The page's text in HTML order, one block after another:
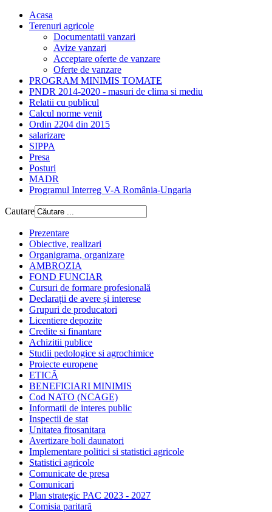
Acasa
Terenuri agricole
Documentatii vanzari
Avize vanzari
Acceptare oferte de vanzare
Oferte de vanzare
PROGRAM MINIMIS TOMATE
PNDR 2014-2020 - masuri de clima si mediu
Relatii cu publicul
Calcul norme venit
Ordin 2204 din 2015
salarizare
SIPPA
Presa
Posturi
MADR
Programul Interreg V-A România-Ungaria
Cautare
Prezentare
Obiective, realizari
Organigrama, organizare
AMBROZIA
FOND FUNCIAR
Cursuri de formare profesională
Declarații de avere și interese
Grupuri de producatori
Licentiere depozite
Credite si finantare
Achizitii publice
Studii pedologice si agrochimice
Proiecte europene
ETICĂ
BENEFICIARI MINIMIS
Cod NATO (NCAGE)
Informatii de interes public
Inspectii de stat
Unitatea fitosanitara
Avertizare boli daunatori
Implementare politici si statistici agricole
Statistici agricole
Comunicate de presa
Comunicari
Plan strategic PAC 2023 - 2027
Comisia paritară